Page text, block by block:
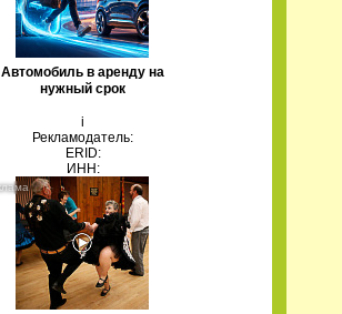
Автомобиль в аренду на
нужный срок
i
Рекламодатель:
ERID:
ИНН: